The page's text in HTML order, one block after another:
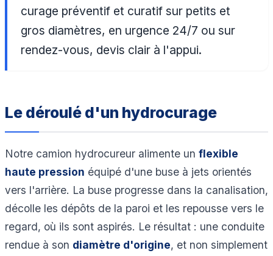
curage préventif et curatif sur petits et
gros diamètres, en urgence 24/7 ou sur
rendez-vous, devis clair à l'appui.
Le déroulé d'un hydrocurage
Notre camion hydrocureur alimente un flexible
haute pression équipé d'une buse à jets orientés
vers l'arrière. La buse progresse dans la canalisation,
décolle les dépôts de la paroi et les repousse vers le
regard, où ils sont aspirés. Le résultat : une conduite
rendue à son diamètre d'origine, et non simplement